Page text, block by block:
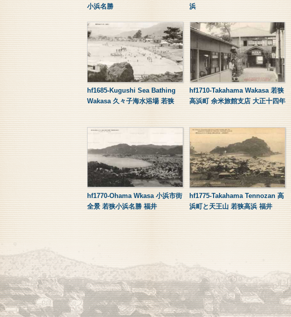
小浜名勝
浜
hf1685-Kugushi Sea Bathing
Wakasa 久々子海水浴場 若狭
hf1710-Takahama Wakasa 若狭
高浜町 余米旅館支店 大正十四年
hf1770-Ohama Wkasa 小浜市街
全景 若狭小浜名勝 福井
hf1775-Takahama Tennozan 高
浜町と天王山 若狭高浜 福井